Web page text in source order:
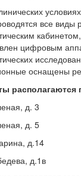
все виды
цифровым
оснащены
располагаются
д. 3
д. 5
д.14
д.1в